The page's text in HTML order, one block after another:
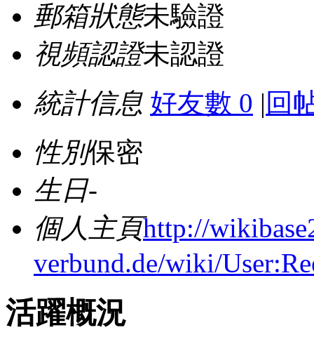
郵箱狀態未驗證
視頻認證未認證
統計信息 好友數 0 | 回
性別保密
生日-
個人主頁http://
verbund.de/wiki/
活躍概況